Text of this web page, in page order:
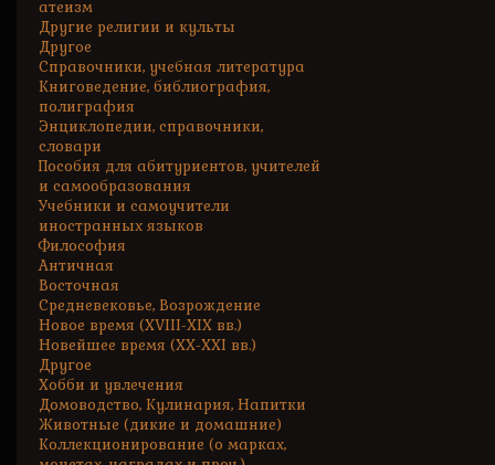
атеизм
Другие религии и культы
Другое
Справочники, учебная литература
Книговедение, библиография,
полиграфия
Энциклопедии, справочники,
словари
Пособия для абитуриентов, учителей
и самообразования
Учебники и самоучители
иностранных языков
Философия
Античная
Восточная
Средневековье, Возрождение
Новое время (XVIII-XIX вв.)
Новейшее время (XX-XXI вв.)
Другое
Хобби и увлечения
Домоводство, Кулинария, Напитки
Животные (дикие и домашние)
Коллекционирование (о марках,